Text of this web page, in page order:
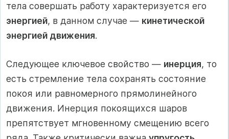
тела совершать работу характеризуется его
энергией, в данном случае — кинетической
энергией движения.
Следующее ключевое свойство — инерция, то
есть стремление тела сохранять состояние
покоя или равномерного прямолинейного
движения. Инерция покоящихся шаров
препятствует мгновенному смещению всего